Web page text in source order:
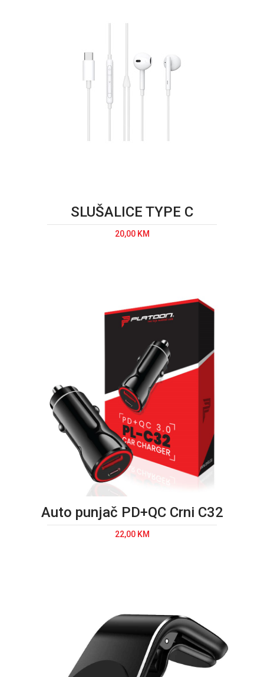
SLUŠALICE TYPE C
20,00 KM
Auto punjač PD+QC Crni C32
22,00 KM